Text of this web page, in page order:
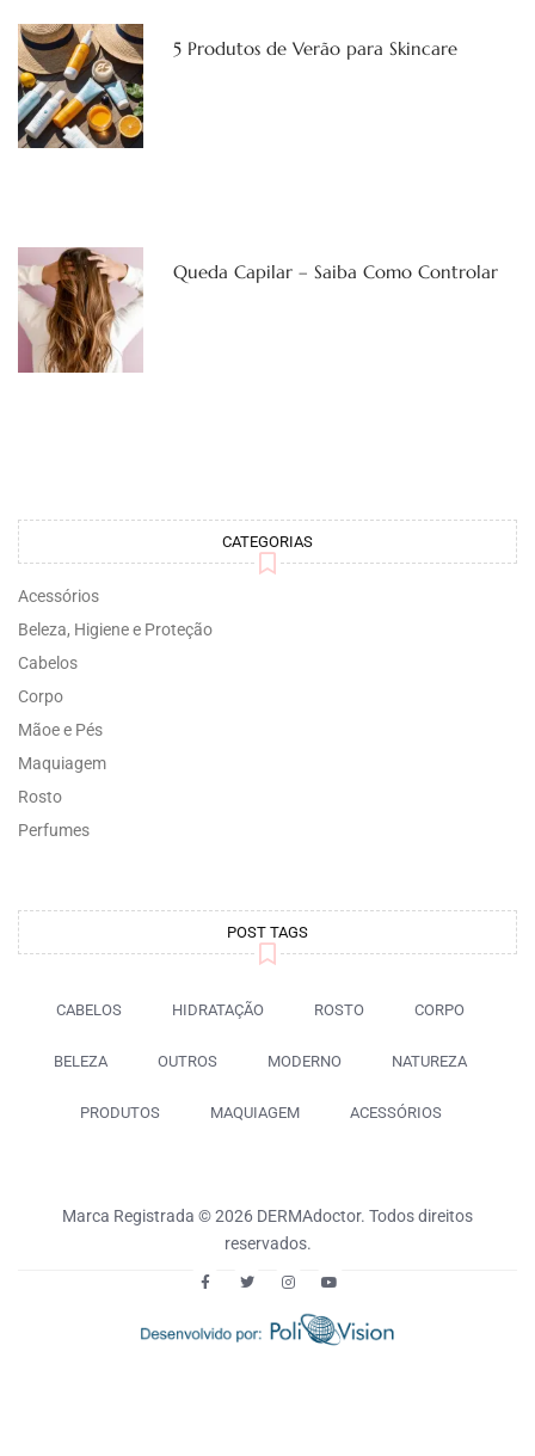
5 Produtos de Verão para Skincare
Queda Capilar – Saiba Como Controlar
CATEGORIAS
Acessórios
Beleza, Higiene e Proteção
Cabelos
Corpo
Mãoe e Pés
Maquiagem
Rosto
Perfumes
POST TAGS
CABELOS HIDRATAÇÃO ROSTO CORPO
BELEZA OUTROS MODERNO NATUREZA
PRODUTOS MAQUIAGEM ACESSÓRIOS
Marca Registrada © 2026 DERMAdoctor. Todos direitos
reservados.